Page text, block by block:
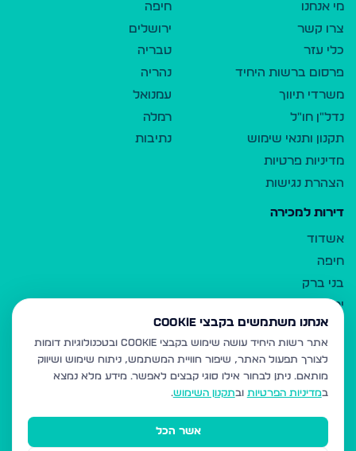
מי אנחנו
צרו קשר
כלי עזר
פרסום ברשות היחיד
משרדי תיווך
נדל"ן חו"ל
תקנון ותנאי שימוש
מדיניות פרטיות
הצהרת נגישות
חיפה
ירושלים
טבריה
נהריה
עמנואל
רמלה
נתיבות
דירות למכירה
אשדוד
חיפה
בני ברק
ירושלים
אלעד
גבעת זאב
בית שמש
רכסים
מודיעין עילית
אנחנו משתמשים בקבצי Cookie
אתר רשות היחיד עושה שימוש בקבצי Cookie ובטכנולוגיות דומות
לצורך תפעול האתר, שיפור חוויית המשתמש, ניתוח שימוש ושיווק
מותאם. ניתן לבחור אילו סוגי קבצים לאפשר. מידע מלא נמצא
במדיניות הפרטיות ובתקנון השימוש.
אשר הכל